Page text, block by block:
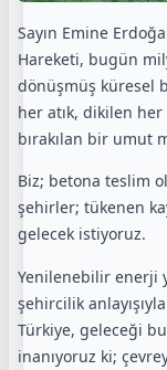
Sayın Emine
Hareketi, bugün
dönüşmüş küresel
her atık, dikilen
bırakılan bir umut
Biz; betona teslim
şehirler; tükenen
gelecek istiyoruz.
Yenilenebilir enerji
şehircilik
Türkiye, geleceği
inanıyoruz ki;